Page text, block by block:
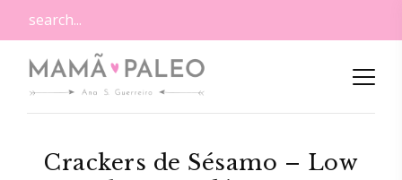
Crackers de Sésamo – Low